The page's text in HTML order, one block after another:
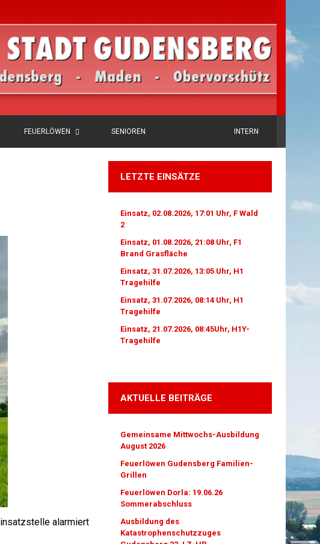
FEUERLÖWEN SENIOREN INTERN
alarmiert
LETZTE EINSÄTZE
Einsatz, 02.08.2026, 17:01 Uhr, F Wald
2
Einsatz, 01.08.2026, 21:08 Uhr, F1
Brand Grasfläche
Einsatz, 31.07.2026, 13:05 Uhr, H1
Tragehilfe
Einsatz, 31.07.2026, 08:14 Uhr, H1
Tragehilfe
Einsatz, 21.07.2026, 08:45Uhr, H1Y-
Tragehilfe
AKTUELLE BEITRÄGE
Gemeinsame Mittwochs-Ausbildung
August 2026
Feuerlöwen Gudensberg Familien-
Grillen
Feuerlöwen Dorla: 19.06.26
Sommerabschluss
Ausbildung des
Katastrophenschutzzuges